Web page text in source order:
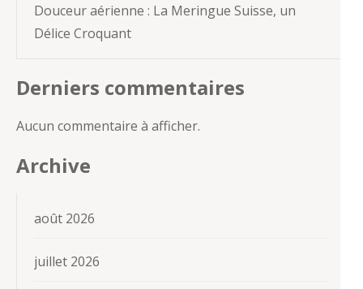
Douceur aérienne : La Meringue Suisse, un
Délice Croquant
Derniers commentaires
Aucun commentaire à afficher.
Archive
août 2026
juillet 2026